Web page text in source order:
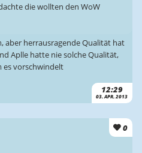
12:29
03. APR. 2013
die wollten den WoW
aber herrausragende Qualität hat
Aplle hatte nie solche Qualität,
es vorschwindelt
0